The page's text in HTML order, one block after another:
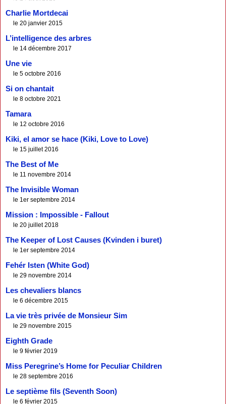
Charlie Mortdecai
le 20 janvier 2015
L’intelligence des arbres
le 14 décembre 2017
Une vie
le 5 octobre 2016
Si on chantait
le 8 octobre 2021
Tamara
le 12 octobre 2016
Kiki, el amor se hace (Kiki, Love to Love)
le 15 juillet 2016
The Best of Me
le 11 novembre 2014
The Invisible Woman
le 1er septembre 2014
Mission : Impossible - Fallout
le 20 juillet 2018
The Keeper of Lost Causes (Kvinden i buret)
le 1er septembre 2014
Fehér Isten (White God)
le 29 novembre 2014
Les chevaliers blancs
le 6 décembre 2015
La vie très privée de Monsieur Sim
le 29 novembre 2015
Eighth Grade
le 9 février 2019
Miss Peregrine’s Home for Peculiar Children
le 28 septembre 2016
Le septième fils (Seventh Soon)
le 6 février 2015